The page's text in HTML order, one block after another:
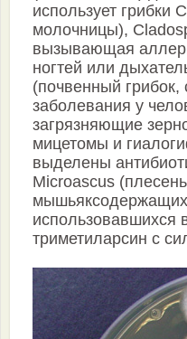
использует грибки
молочницы),
вызывающая
ногтей или
(почвенный
заболевания у
загрязняющие
мицетомы и
выделены
Microascus
мышьяксодержащих
использовавшихся
триметиларсин с